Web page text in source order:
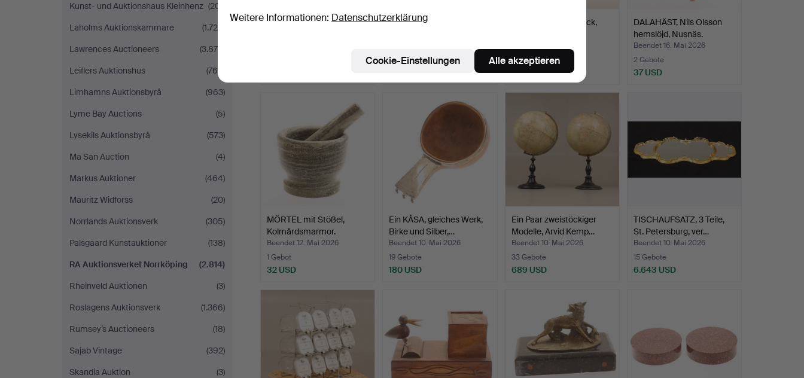
Kunst- und Auktionshaus Kleinhenz (201)
Laholms Auktionskammare
(1.729)
Lawrences Auctioneers
(3.875)
Leiflers Auktionshus
(768)
Limhamns Auktionsbyrå
(963)
Lyme Bay Auctions
(5)
Lysekils Auktionsbyrå
(573)
Ma San Auction
(4)
Markus Auktioner
(464)
Mauritz Widforss
(20)
Norrlands Auktionsverk
(305)
Palsgaard Kunstauktioner
(138)
RA Auktionsverket Norrköping
(2.814)
Rheinveld Auktionen
(3)
Roslagens Auktionsverk
(1.366)
Rumsey’s Auctioneers
(18)
Sajab Vintage
(392)
Skandia Auktion
(3)
KAMIN, Terrakotta,
THERMOSKANNE, Alfi,
1 Gebot
LOCKVÖGEL, 2 Stück,
5 Gebote
48 USD
DALAHÄST, Nils Olsson
hemslöjd, Nusnäs.
Beendet 16. Mai 2026
2 Gebote
37 USD
MÖRTEL mit Stößel,
Kolmårdsmarmor.
Beendet 12. Mai 2026
1 Gebot
32 USD
Ein KÅSA, gleiches Werk,
Birke und Silber,…
Beendet 10. Mai 2026
19 Gebote
180 USD
Ein Paar zweistöckiger
Modelle, Arvid Kemp…
Beendet 10. Mai 2026
33 Gebote
689 USD
TISCHAUFSATZ, 3 Teile,
St. Petersburg, ver…
Beendet 10. Mai 2026
15 Gebote
6.643 USD
Weitere Informationen: Datenschutzerklärung
Cookie-Einstellungen Alle akzeptieren